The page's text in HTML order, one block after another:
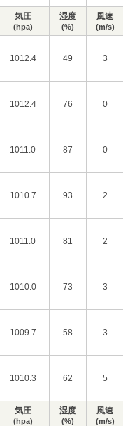
気圧
(hpa)
湿度
(%)
風速
(m/s)
1012.4 49 3
1012.4 76 0
1011.0 87 0
1010.7 93 2
1011.0 81 2
1010.0 73 3
1009.7 58 3
1010.3 62 5
気圧
(hpa)
湿度
(%)
風速
(m/s)